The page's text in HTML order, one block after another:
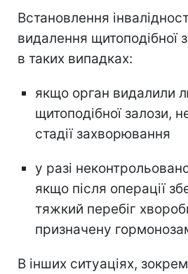
Встановлення
видалення щитоподібної
в таких випадках:
якщо орган видалили
щитоподібної залози,
стадії захворювання
у разі
якщо після операції
тяжкий перебіг
призначену
В інших ситуаціях,